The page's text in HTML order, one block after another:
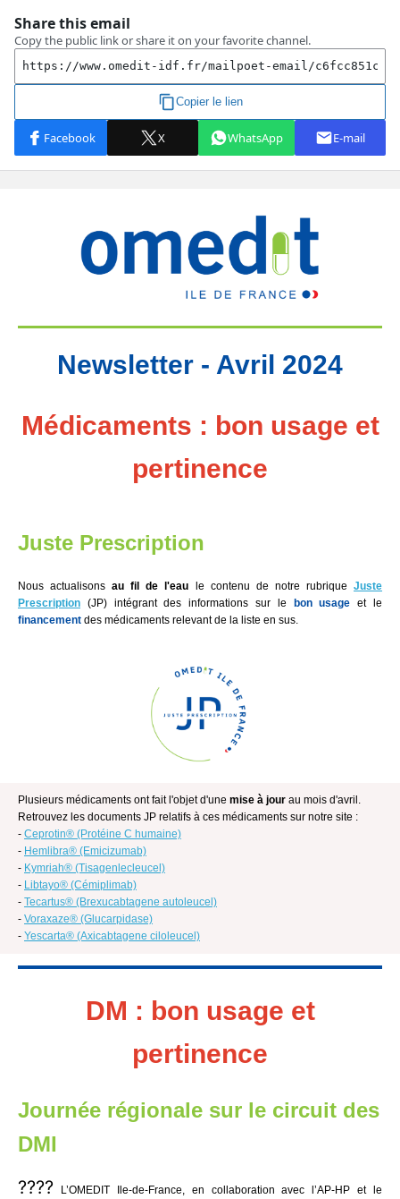
Newsletter - Avril 2024
Médicaments : bon usage et
pertinence
Juste Prescription
Nous actualisons au fil de l'eau le contenu de notre rubrique Juste
Prescription (JP) intégrant des informations sur le bon usage et le
financement des médicaments relevant de la liste en sus.
Plusieurs médicaments ont fait l'objet d'une mise à jour au mois d'avril.
Retrouvez les documents JP relatifs à ces médicaments sur notre site :
- Ceprotin® (Protéine C humaine)
- Hemlibra® (Emicizumab)
- Kymriah® (Tisagenlecleucel)
- Libtayo® (Cémiplimab)
- Tecartus® (Brexucabtagene autoleucel)
- Voraxaze® (Glucarpidase)
- Yescarta® (Axicabtagene ciloleucel)
DM : bon usage et
pertinence
Journée régionale sur le circuit des
DMI
???? L’OMEDIT Ile-de-France, en collaboration avec l’AP-HP et le